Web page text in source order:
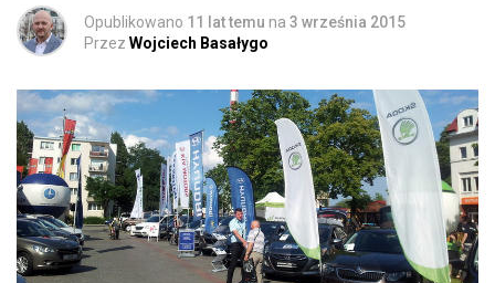
Opublikowano 11 lat temu na 3 września 2015
Przez Wojciech Basałygo